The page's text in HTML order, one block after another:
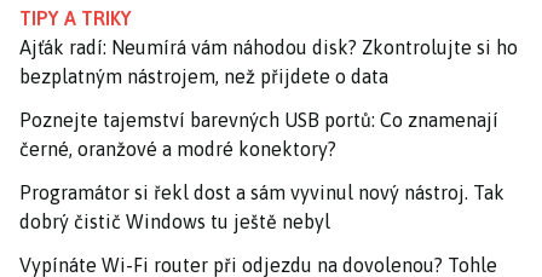
TIPY A TRIKY
Ajťák radí: Neumírá vám náhodou disk? Zkontrolujte si ho
bezplatným nástrojem, než přijdete o data
Poznejte tajemství barevných USB portů: Co znamenají
černé, oranžové a modré konektory?
Programátor si řekl dost a sám vyvinul nový nástroj. Tak
dobrý čistič Windows tu ještě nebyl
Vypínáte Wi-Fi router při odjezdu na dovolenou? Tohle